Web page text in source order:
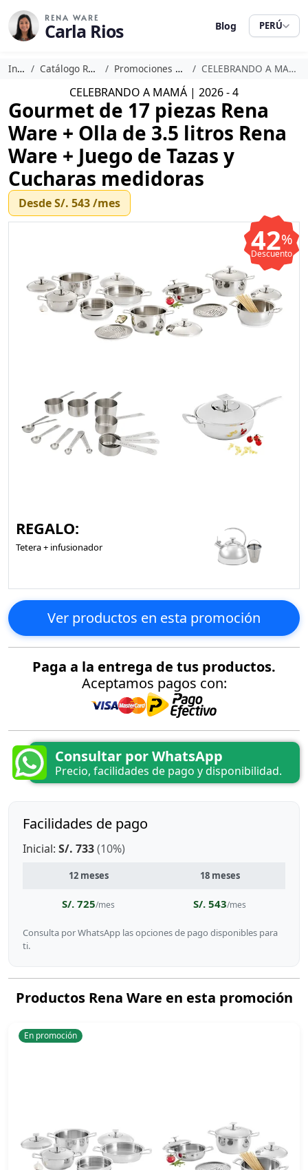
RENA WARE
Carla Rios Blog PERÚ
Inicio Catálogo Rena Ware Promociones Rena Ware CELEBRANDO A MAMÁ | 2026 - 4
CELEBRANDO A MAMÁ | 2026 - 4
Gourmet de 17 piezas Rena
Ware + Olla de 3.5 litros Rena
Ware + Juego de Tazas y
Cucharas medidoras
DesdeS/. 543/mes
42%
Descuento
REGALO:
Tetera + infusionador
Ver productos en esta promoción
Paga a la entrega de tus productos.
Aceptamos pagos con:
Consultar por WhatsApp
Precio, facilidades de pago y disponibilidad.
Facilidades de pago
Inicial: S/. 733(10%)
12 meses 18 meses
S/. 725/mes S/. 543/mes
Consulta por WhatsApp las opciones de pago disponibles para
ti.
Productos Rena Ware en esta promoción
En promoción